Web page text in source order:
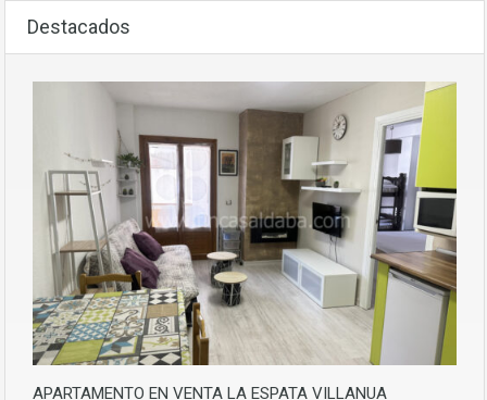
Destacados
APARTAMENTO EN VENTA LA ESPATA VILLANUA